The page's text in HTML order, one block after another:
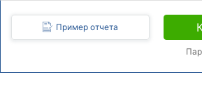
Пример отчета